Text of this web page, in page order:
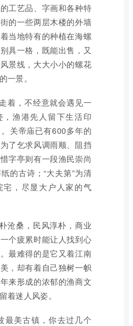
工艺品、字画和各种特
的一些两层木楼的外墙
当地特有的种植在海螺
具一格，既能出售，又
景线，大大小小的螺花
一景。
着，不经意就会遇见一
，渔港先人留下生活印
关帝庙已有600多年的
了乞求风调雨顺、阻挡
字亭则有一段渔民崇尚
的古诗；“大夫第”为清
宅，尽显大户人家的气
沧桑，民风淳朴，商业
个疲累时能让人找到心
最难得的是它又着江南
，却有着自己独树一帜
来形成的浓郁的渔商文
着迷人风姿。
最美古镇，你去过几个